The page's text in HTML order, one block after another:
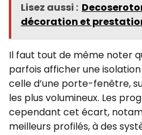
Lisez aussi :
décoration et
Il faut tout de même noter
parfois afficher une
celle d’une porte-fenêtre,
les plus volumineux. Les
cependant cet écart,
meilleurs profilés, à des